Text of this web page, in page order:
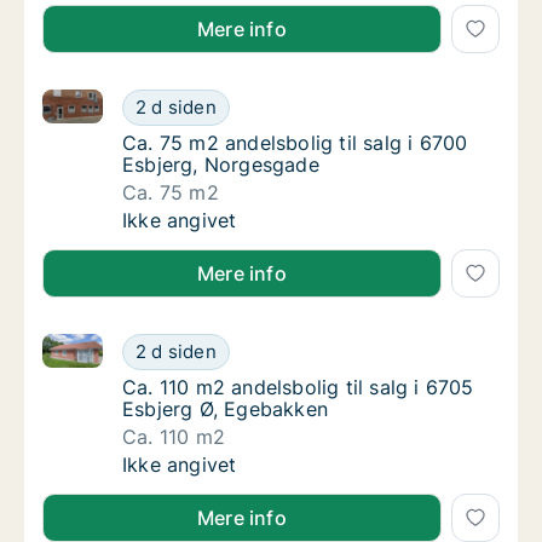
Mere info
Ca. 75 m2 andelsbolig til salg i 6700
2 d siden
Ca. 75 m2 andelsbolig til salg i 6700 Esbjerg,
Ca. 75 m2 andelsbolig til salg i 6700
Ca. 75 m2 andelsbolig til salg i 6700
Esbjerg, Norgesgade
Ca. 75 m2
Ca. 75 m2 andelsbolig til salg i 6700
Ikke angivet
Mere info
Ca. 110 m2 andelsbolig til salg i 6705
2 d siden
Ca. 110 m2 andelsbolig til salg i 6705 Esbjerg Ø,
Ca. 110 m2 andelsbolig til salg i 6705
Ca. 110 m2 andelsbolig til salg i 6705
Esbjerg Ø, Egebakken
Ca. 110 m2
Ca. 110 m2 andelsbolig til salg i 6705
Ikke angivet
Mere info